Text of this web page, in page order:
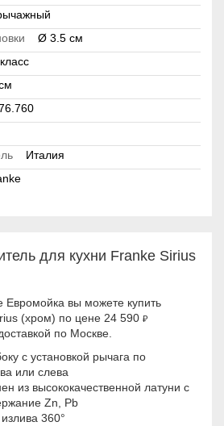
Ø 3.5 см
Италия
для кухни Franke Sirius
Евромойка вы можете купить
(хром) по цене 24 590 ₽
по Москве.
с установкой рычага по
или слева
из высококачественной латуни с
Zn, Pb
360°